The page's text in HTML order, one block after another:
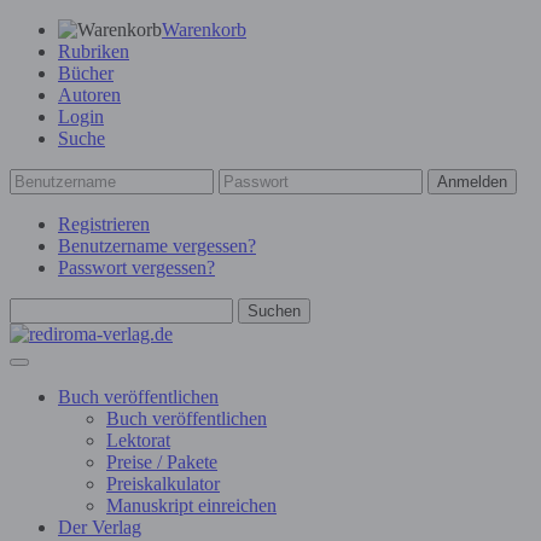
Warenkorb
Rubriken
Bücher
Autoren
Login
Suche
Anmelden
Registrieren
Benutzername vergessen?
Passwort vergessen?
Suchen
Buch veröffentlichen
Buch veröffentlichen
Lektorat
Preise / Pakete
Preiskalkulator
Manuskript einreichen
Der Verlag